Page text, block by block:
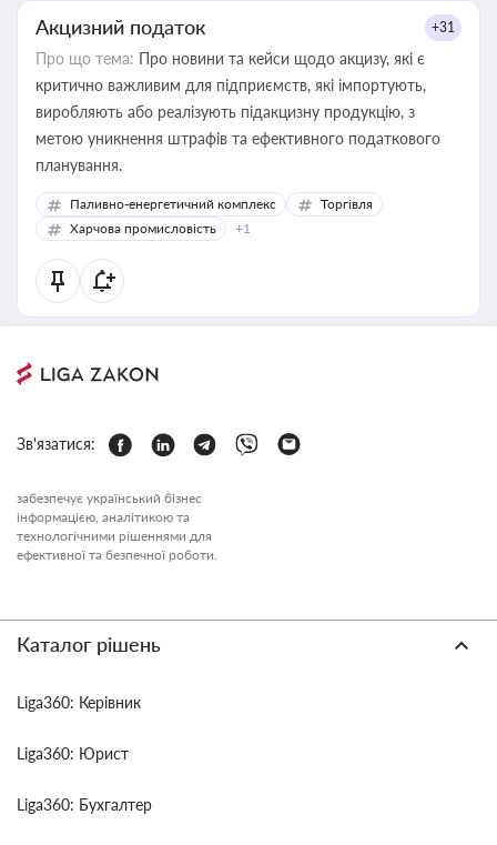
Акцизний податок +31
Про що тема: Про новини та кейси щодо акцизу, які є
критично важливим для підприємств, які імпортують,
виробляють або реалізують підакцизну продукцію, з
метою уникнення штрафів та ефективного податкового
планування.
Паливно-енергетичний комплекс
Торгівля
Харчова промисловість
+1
Зв'язатися:
забезпечує український бізнес
інформацією, аналітикою та
технологічними рішеннями для
ефективної та безпечної роботи.
Каталог рішень
Liga360: Керівник
Liga360: Юрист
Liga360: Бухгалтер